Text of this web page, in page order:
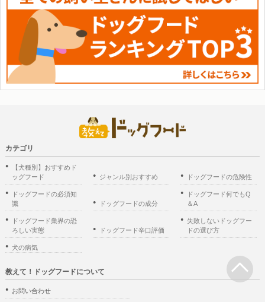
カテゴリ
【犬種別】おすすめド
ッグフード
ジャンル別おすすめ ドッグフードの危険性
ドッグフードの必須知
識
ドッグフードの成分
ドッグフード何でもQ
＆A
ドッグフード業界の恐
ろしい実態
ドッグフード辛口評価
失敗しないドッグフー
ドの選び方
犬の病気
教えて！ドッグフードについて
お問い合わせ